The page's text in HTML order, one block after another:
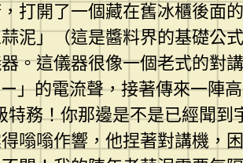
打開了一個藏在舊冰櫃後面
泥」（這是醬料界的基礎公
。這儀器很像一個老式的對
的電流聲，接著傳來一陣
務！你那邊是不是已經聞到
嗡嗡作響，他捏著對講機，